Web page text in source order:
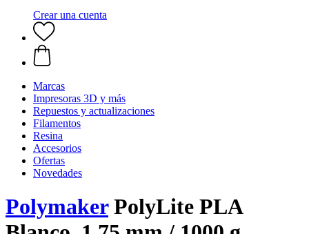
Crear una cuenta
Marcas
Impresoras 3D y más
Repuestos y actualizaciones
Filamentos
Resina
Accesorios
Ofertas
Novedades
PolymakerPolyLite PLA